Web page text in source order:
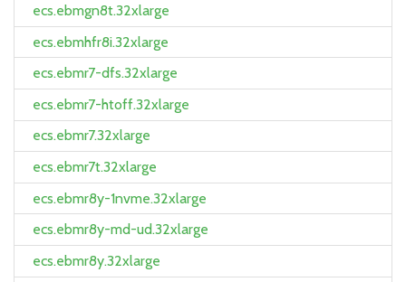
ecs.ebmgn8t.32xlarge
ecs.ebmhfr8i.32xlarge
ecs.ebmr7-dfs.32xlarge
ecs.ebmr7-htoff.32xlarge
ecs.ebmr7.32xlarge
ecs.ebmr7t.32xlarge
ecs.ebmr8y-1nvme.32xlarge
ecs.ebmr8y-md-ud.32xlarge
ecs.ebmr8y.32xlarge